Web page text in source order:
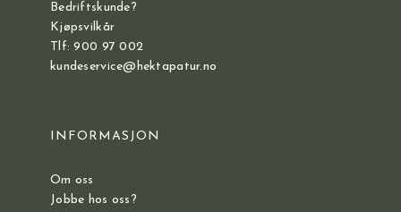
Bedriftskunde?
Kjøpsvilkår
Tlf: 900 97 002
kundeservice@hektapatur.no
INFORMASJON
Om oss
Jobbe hos oss?